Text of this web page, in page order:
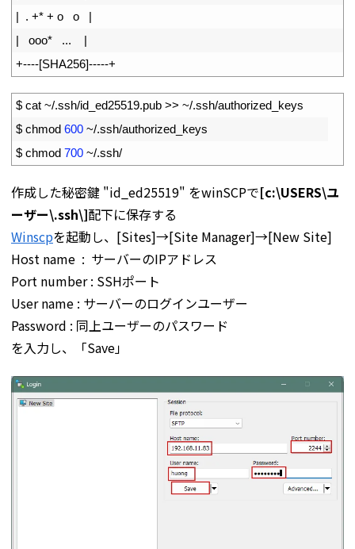
| . +* + o o
|
|
ooo* ...
|
+----[SHA256]-----+
$ cat ~/.ssh/id_ed25519.pub >> ~/.ssh/authorized keys
$ chmod 600 ~/.ssh/authorized keys
$ chmod 700 ~/.ssh/
作成した秘密鍵 "id_ed25519" をwinSCPで[c:\USERS\ユ
ーザー\.ssh\]配下に保存する
Winscpを起動し、[Sites]→[Site Manager]→[New Site]
Host name : サーバーのIPアドレス
Port number : SSHポート
User name : サーバーのログインユーザー
Password : 同上ユーザーのパスワード
を入力し、「Save」